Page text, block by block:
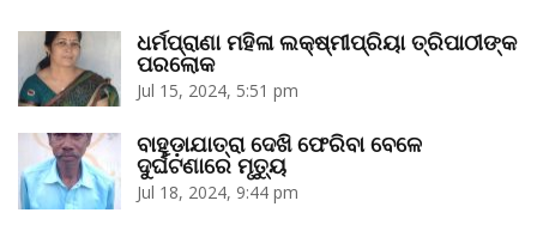
ଧର୍ମପ୍ରାଣା ମହିଳା ଲକ୍ଷ୍ମୀପ୍ରିୟା ତ୍ରିପାଠୀଙ୍କ
ପରଲୋକ
Jul 15, 2024, 5:51 pm
ବାହୁଡ଼ାଯାତ୍ରା ଦେଖି ଫେରିବା ବେଳେ
ଦୁର୍ଘଟଣାରେ ମୃତ୍ୟୁ
Jul 18, 2024, 9:44 pm